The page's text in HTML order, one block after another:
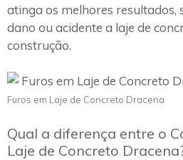
atinga os melhores resultados,
dano ou acidente a laje de
construção.
Furos em Laje de Concreto Dracena
Qual a diferença entre o
Laje de Concreto